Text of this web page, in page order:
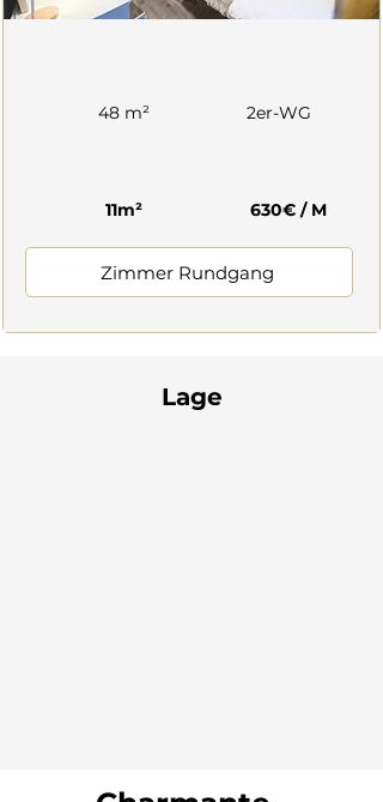
48 m² 2er-WG
11m² 630€ / M
Zimmer Rundgang
Lage